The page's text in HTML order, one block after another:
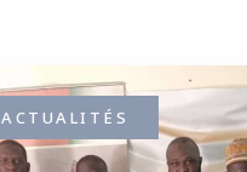
ACTUALITÉS